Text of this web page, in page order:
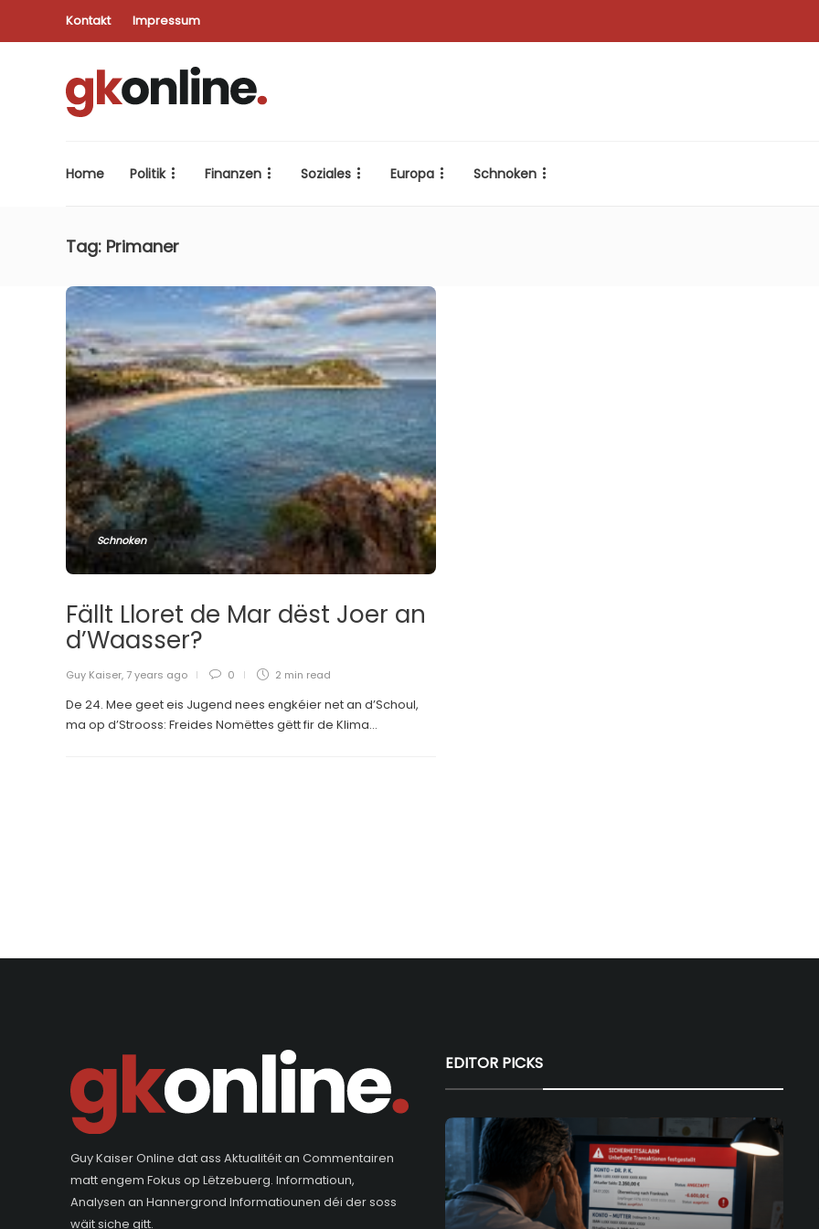
Kontakt Impressum
Home Politik Finanzen Soziales Europa Schnoken
Tag: Primaner
Schnoken
Fällt Lloret de Mar dëst Joer an
d’Waasser?
Guy Kaiser, 7 years ago 0 2 min read
De 24. Mee geet eis Jugend nees engkéier net an d’Schoul,
ma op d’Strooss: Freides Nomëttes gëtt fir de Klima...
Guy Kaiser Online dat ass Aktualitéit an Commentairen
matt engem Fokus op Lëtzebuerg. Informatioun,
Analysen an Hannergrond Informatiounen déi der soss
wäit siche gitt.
EDITOR PICKS